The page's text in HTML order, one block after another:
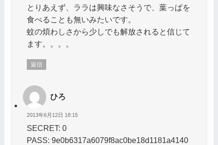
とりあえず、ララは興味なさそうで、葉っぱを
食べることも無いみたいです。
蚊の煩わしさから少しでも解放されると信じて
ます。。。。
返信
ひろ
2013年6月12日 18:15
SECRET: 0
PASS: 9e0b6317a6079f8ac0be18d1181a4140